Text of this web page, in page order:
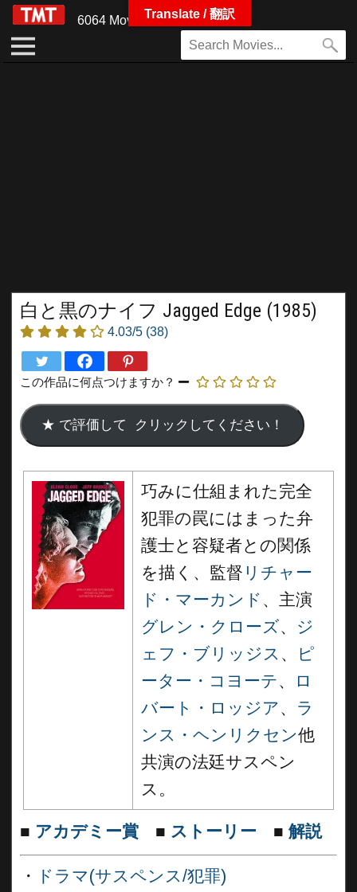
6064 Movies
白と黒のナイフ Jagged Edge (1985)
4.03/5 (38)
この作品に何点つけますか？
巧みに仕組まれた完全
犯罪の罠にはまった弁
護士と容疑者との関係
を描く、監督 リチャー
ド・マーカンド 、主演
グレン・クローズ、 ジ
ェフ・ブリッジス 、
ピ
ーター・コヨーテ、
ロ
バート・ロッジア、 ラ
ンス・ヘンリクセン他
共演の法廷サスペン
ス。
■ アカデミー賞 ■ ストーリー ■ 解説
・ ドラマ(サスペンス/犯罪)
Translate / 翻訳